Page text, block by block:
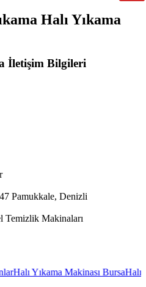
Halı Yıkama
İletişim Bilgileri
Pamukkale, Denizli
Temizlik Makinaları
Halı Yıkama Makinası BursaHalı